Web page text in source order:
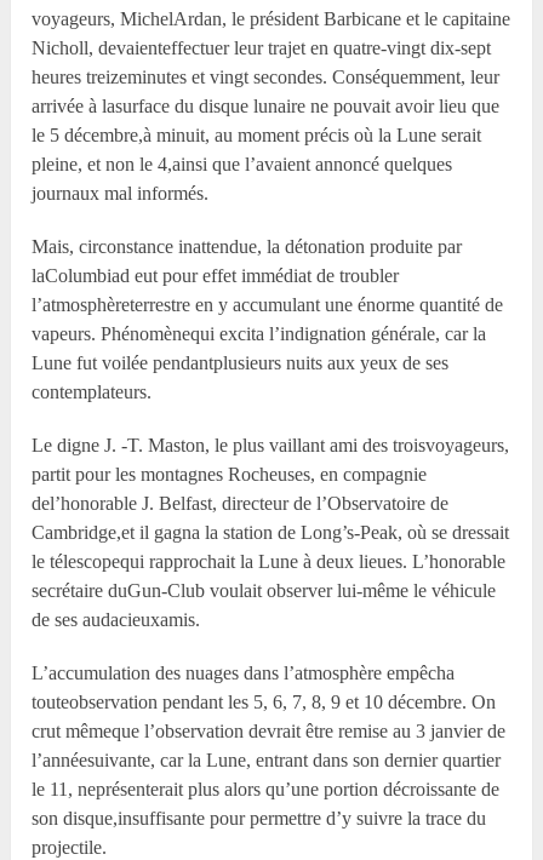
voyageurs, MichelArdan, le président Barbicane et le capitaine
Nicholl, devaienteffectuer leur trajet en quatre-vingt dix-sept
heures treizeminutes et vingt secondes. Conséquemment, leur
arrivée à lasurface du disque lunaire ne pouvait avoir lieu que
le 5 décembre,à minuit, au moment précis où la Lune serait
pleine, et non le 4,ainsi que l’avaient annoncé quelques
journaux mal informés.
Mais, circonstance inattendue, la détonation produite par
laColumbiad eut pour effet immédiat de troubler
l’atmosphèreterrestre en y accumulant une énorme quantité de
vapeurs. Phénomènequi excita l’indignation générale, car la
Lune fut voilée pendantplusieurs nuits aux yeux de ses
contemplateurs.
Le digne J. -T. Maston, le plus vaillant ami des troisvoyageurs,
partit pour les montagnes Rocheuses, en compagnie
del’honorable J. Belfast, directeur de l’Observatoire de
Cambridge,et il gagna la station de Long’s-Peak, où se dressait
le télescopequi rapprochait la Lune à deux lieues. L’honorable
secrétaire duGun-Club voulait observer lui-même le véhicule
de ses audacieuxamis.
L’accumulation des nuages dans l’atmosphère empêcha
touteobservation pendant les 5, 6, 7, 8, 9 et 10 décembre. On
crut mêmeque l’observation devrait être remise au 3 janvier de
l’annéesuivante, car la Lune, entrant dans son dernier quartier
le 11, neprésenterait plus alors qu’une portion décroissante de
son disque,insuffisante pour permettre d’y suivre la trace du
projectile.